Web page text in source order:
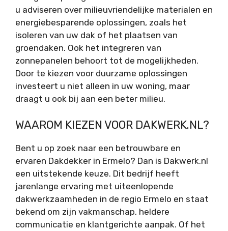
u adviseren over milieuvriendelijke materialen en
energiebesparende oplossingen, zoals het
isoleren van uw dak of het plaatsen van
groendaken. Ook het integreren van
zonnepanelen behoort tot de mogelijkheden.
Door te kiezen voor duurzame oplossingen
investeert u niet alleen in uw woning, maar
draagt u ook bij aan een beter milieu.
WAAROM KIEZEN VOOR DAKWERK.NL?
Bent u op zoek naar een betrouwbare en
ervaren Dakdekker in Ermelo? Dan is Dakwerk.nl
een uitstekende keuze. Dit bedrijf heeft
jarenlange ervaring met uiteenlopende
dakwerkzaamheden in de regio Ermelo en staat
bekend om zijn vakmanschap, heldere
communicatie en klantgerichte aanpak. Of het